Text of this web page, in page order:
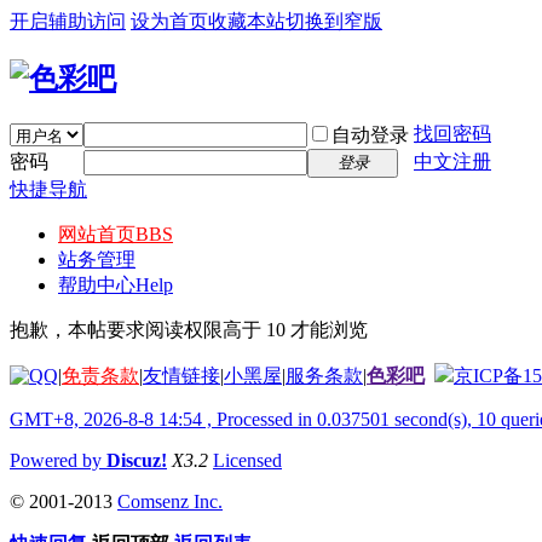
开启辅助访问 设为首页收藏本站切换到窄版
自动登录 找回密码
密码
登录
中文注册
快捷导航
网站首页BBS
站务管理
帮助中心Help
抱歉，本帖要求阅读权限高于 10 才能浏览
|免责条款|友情链接|小黑屋|服务条款|色彩吧 京ICP备
GMT+8, 2026-8-8 14:54 , Processed in 0.037501 second(s), 10
Powered by Discuz! X3.2 Licensed
© 2001-2013 Comsenz Inc.